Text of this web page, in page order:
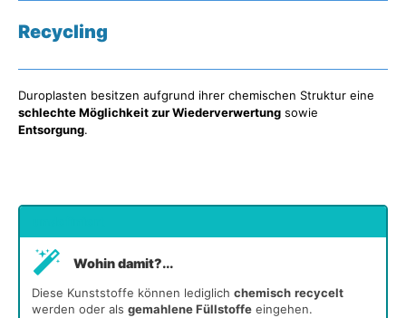
Recycling
Duroplasten besitzen aufgrund ihrer chemischen Struktur eine
schlechte Möglichkeit zur Wiederverwertung sowie
Entsorgung.
Wohin damit?...
Diese Kunststoffe können lediglich chemisch recycelt
werden oder als gemahlene Füllstoffe eingehen.